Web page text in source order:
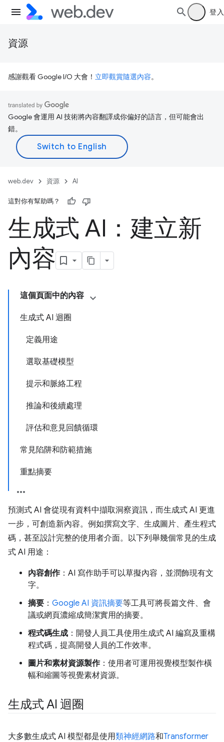
登入
資源
感謝觀看 Google I/O 大會！ 立即觀賞隨選內容。
Google 會運用 AI 技術將內容翻譯成你偏好的語言，但可能會出
錯。
web.dev 資源 AI
這對你有幫助嗎？
生成式 AI：建立新
內容
這個頁面中的內容
生成式 AI 迴圈
定義用途
選取基礎模型
提示和脈絡工程
推論和後續處理
評估和意見回饋循環
常見陷阱和防範措施
重點摘要
預測式 AI 會從現有資料中擷取洞察資訊，而生成式 AI 更進
一步，可創造新內容。例如撰寫文字、生成圖片、產生程式
碼，甚至設計完整的使用者介面。以下列舉幾個常見的生成
式 AI 用途：
內容創作：AI 寫作助手可以草擬內容，並潤飾現有文
字。
摘要 ： Google AI 資訊摘要等工具可將長篇文件、會
議或網頁濃縮成簡潔實用的摘要。
程式碼生成 ：開發人員工具使用生成式 AI 編寫及重構
程式碼，提高開發人員的工作效率。
圖片和素材資源製作：使用者可運用視覺模型製作橫
幅和縮圖等視覺素材資源。
生成式 AI 迴圈
大多數生成式 AI 模型都是使用類神經網路和Transformer